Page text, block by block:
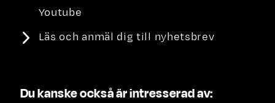
Youtube
Läs och anmäl dig till nyhetsbrev
Du kanske också är intresserad av: